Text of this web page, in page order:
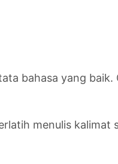
bahasa yang baik.
menulis kalimat